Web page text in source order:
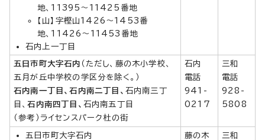
地、11395～11425番地
【山】字樫山1426～1453番
地、11426～11453番地
石内上一丁目
五日市町大字石内 （ただし、藤の木小学校、
五月が丘中学校の学区分を除く。）
石内南一丁目、石内南二丁目、 石内南三丁
目、石内南四丁目、 石内南五丁目
（参考）ライセンスパーク杜の街
石内
電話
941-
0217
三和
電話
928-
5808
五日市町大字石内
藤の木
三和